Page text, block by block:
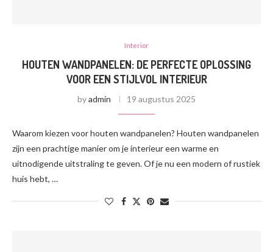
Interior
HOUTEN WANDPANELEN: DE PERFECTE OPLOSSING
VOOR EEN STIJLVOL INTERIEUR
byadmin 19 augustus 2025
Waarom kiezen voor houten wandpanelen? Houten wandpanelen
zijn een prachtige manier om je interieur een warme en
uitnodigende uitstraling te geven. Of je nu een modern of rustiek
huis hebt, …